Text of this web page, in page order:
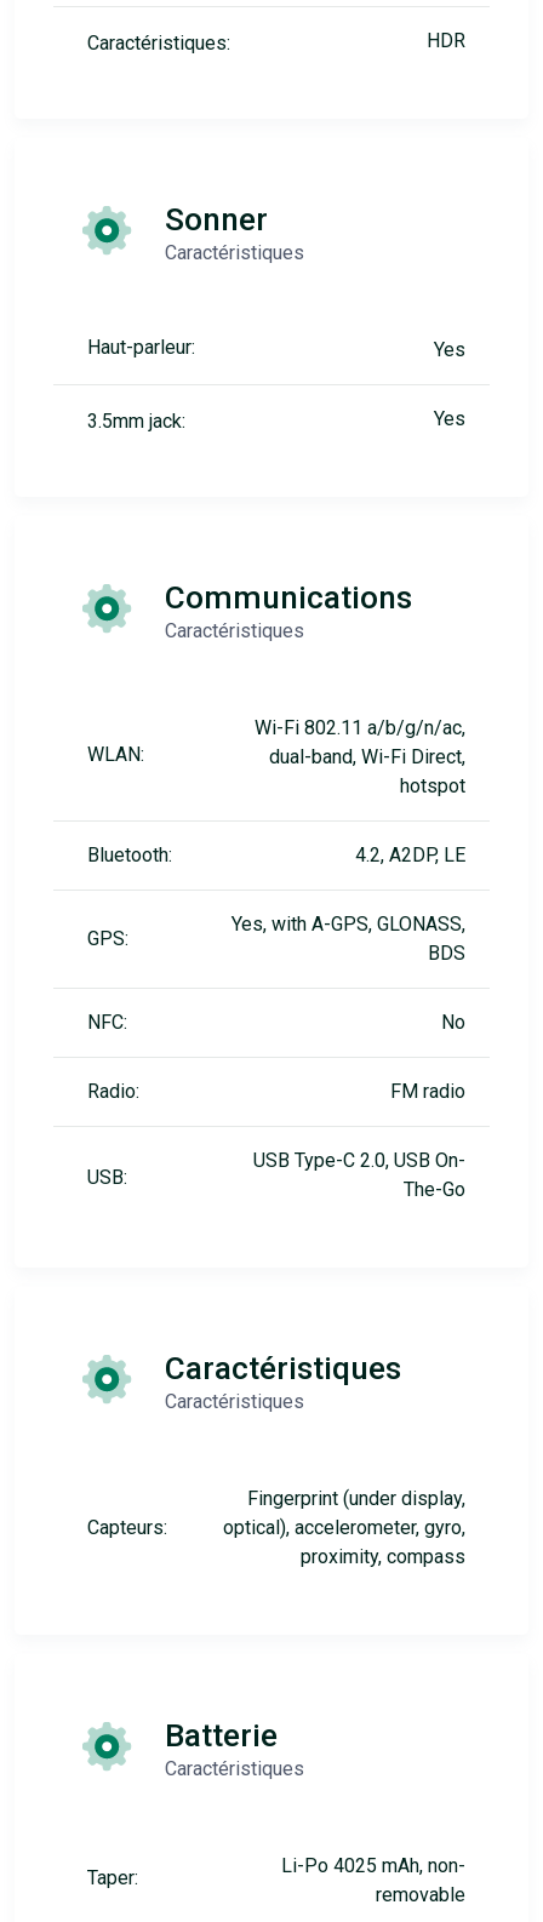
Caractéristiques: HDR
Sonner
Caractéristiques
Haut-parleur: Yes
3.5mm jack: Yes
Communications
Caractéristiques
WLAN:
Wi-Fi 802.11 a/b/g/n/ac,
dual-band, Wi-Fi Direct,
hotspot
Bluetooth: 4.2, A2DP, LE
GPS:
Yes, with A-GPS, GLONASS,
BDS
NFC: No
Radio: FM radio
USB:
USB Type-C 2.0, USB On-
The-Go
Caractéristiques
Caractéristiques
Capteurs:
Fingerprint (under display,
optical), accelerometer, gyro,
proximity, compass
Batterie
Caractéristiques
Taper:
Li-Po 4025 mAh, non-
removable